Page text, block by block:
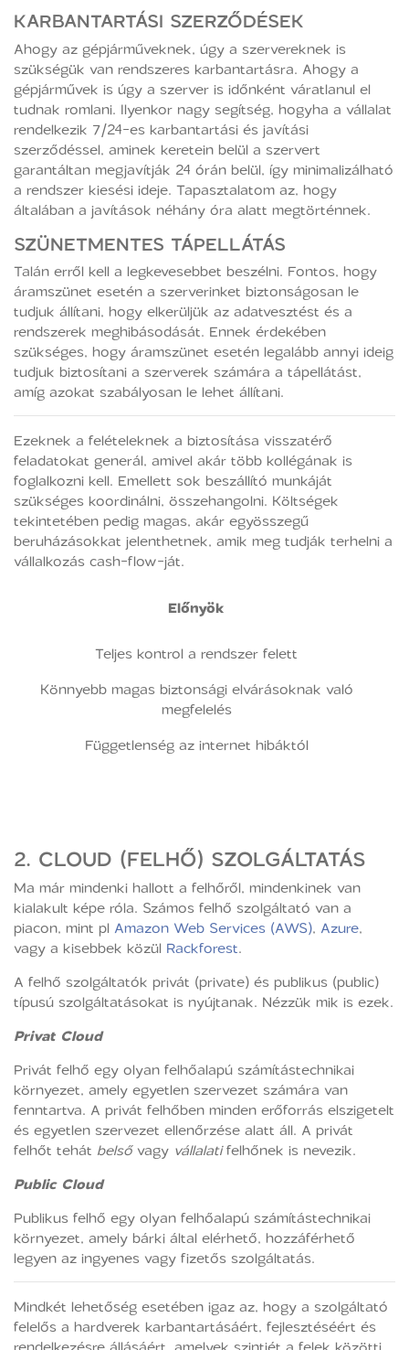
KARBANTARTÁSI SZERZŐDÉSEK
Ahogy az gépjárműveknek, úgy a szervereknek is
szükségük van rendszeres karbantartásra. Ahogy a
gépjárművek is úgy a szerver is időnként váratlanul el
tudnak romlani. Ilyenkor nagy segítség, hogyha a vállalat
rendelkezik 7/24-es karbantartási és javítási
szerződéssel, aminek keretein belül a szervert
garantáltan megjavítják 24 órán belül, így minimalizálható
a rendszer kiesési ideje. Tapasztalatom az, hogy
általában a javítások néhány óra alatt megtörténnek.
SZÜNETMENTES TÁPELLÁTÁS
Talán erről kell a legkevesebbet beszélni. Fontos, hogy
áramszünet esetén a szerverinket biztonságosan le
tudjuk állítani, hogy elkerüljük az adatvesztést és a
rendszerek meghibásodását. Ennek érdekében
szükséges, hogy áramszünet esetén legalább annyi ideig
tudjuk biztosítani a szerverek számára a tápellátást,
amíg azokat szabályosan le lehet állítani.
Ezeknek a felételeknek a biztosítása visszatérő
feladatokat generál, amivel akár több kollégának is
foglalkozni kell. Emellett sok beszállító munkáját
szükséges koordinálni, összehangolni. Költségek
tekintetében pedig magas, akár egyösszegű
beruházásokkat jelenthetnek, amik meg tudják terhelni a
vállalkozás cash-flow-ját.
Előnyök
Teljes kontrol a rendszer felett
Könnyebb magas biztonsági elvárásoknak való
megfelelés
Függetlenség az internet hibáktól
2. CLOUD (FELHŐ) SZOLGÁLTATÁS
Ma már mindenki hallott a felhőről, mindenkinek van
kialakult képe róla. Számos felhő szolgáltató van a
piacon, mint pl Amazon Web Services (AWS), Azure,
vagy a kisebbek közül Rackforest.
A felhő szolgáltatók privát (private) és publikus (public)
típusú szolgáltatásokat is nyújtanak. Nézzük mik is ezek.
Privat Cloud
Privát felhő egy olyan felhőalapú számítástechnikai
környezet, amely egyetlen szervezet számára van
fenntartva. A privát felhőben minden erőforrás elszigetelt
és egyetlen szervezet ellenőrzése alatt áll. A privát
felhőt tehát belsővagy vállalatifelhőnek is nevezik.
Public Cloud
Publikus felhő egy olyan felhőalapú számítástechnikai
környezet, amely bárki által elérhető, hozzáférhető
legyen az ingyenes vagy fizetős szolgáltatás.
Mindkét lehetőség esetében igaz az, hogy a szolgáltató
felelős a hardverek karbantartásáért, fejlesztéséért és